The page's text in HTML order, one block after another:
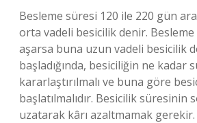
Besleme süresi 120 ile 220 gün
orta vadeli besicilik denir.
aşarsa buna uzun vadeli besicilik
başladığında, besiciliğin ne kadar
kararlaştırılmalı ve buna göre
başlatılmalıdır. Besicilik süresinin
uzatarak kârı azaltmamak gerekir.